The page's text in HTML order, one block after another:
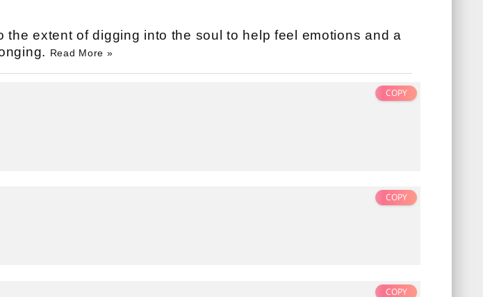
extent of digging into the soul to help feel emotions and a
Read More »
COPY
COPY
COPY